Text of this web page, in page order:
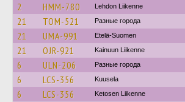
2 HMM-780 Lehdon Liikenne
21 TOM-521 Разные города
21 UMA-991 Etelä-Suomen
21 OJR-921 Kainuun Liikenne
6 ULN-206 Разные города
6 LCS-356 Kuusela
6 LCS-356 Ketosen Liikenne